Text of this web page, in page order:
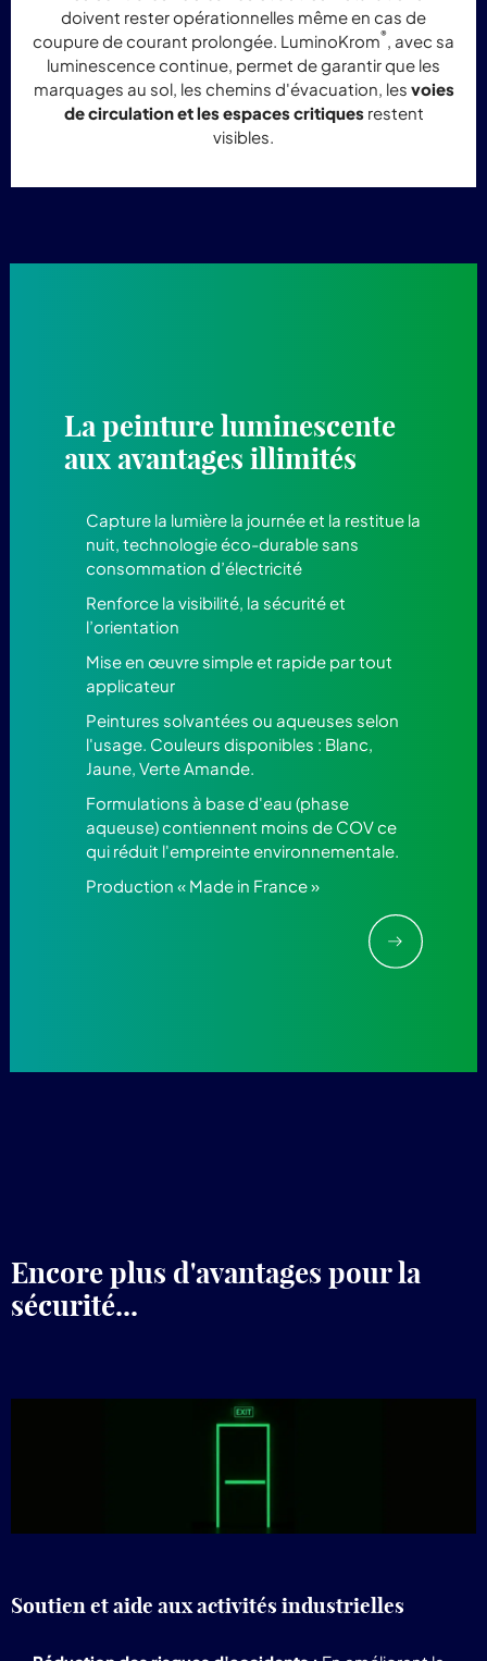
doivent rester opérationnelles même en cas de
coupure de courant prolongée. LuminoKrom®
, avec sa
luminescence continue, permet de garantir que les
marquages au sol, les chemins d'évacuation, les voies
de circulation et les espaces critiquesrestent
visibles.
La peinture luminescente
aux avantages illimités
Capture la lumière la journée et la restitue la
nuit, technologie éco-durable sans
consommation d’électricité
Renforce la visibilité, la sécurité et
l’orientation
Mise en œuvre simple et rapide par tout
applicateur
Peintures solvantées ou aqueuses selon
l'usage. Couleurs disponibles : Blanc,
Jaune, Verte Amande.
Formulations à base d'eau (phase
aqueuse) contiennent moins de COV ce
qui réduit l'empreinte environnementale.
Production « Made in France »
Encore plus d'avantages pour la
sécurité...
Soutien et aide aux activités industrielles